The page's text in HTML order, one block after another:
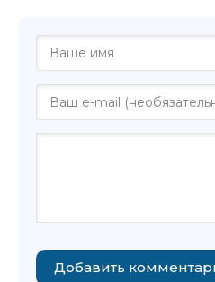
Добавить